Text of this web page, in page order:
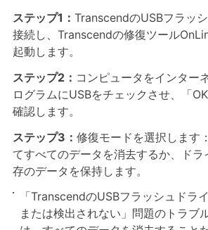
ステップ1 ： TranscendのUSBフラッ
接続し、Transcendの修復ツール
起動します。
ステップ2： コンピュータをインター
ログラムにUSBをチェックさせ、「
確認します。
ステップ3： 修復モードを選択します
てすべてのデータを消去するか、ド
存のデータを保持します。
「TranscendのUSBフラッシュドラ
または検出されない」問題のトラブ